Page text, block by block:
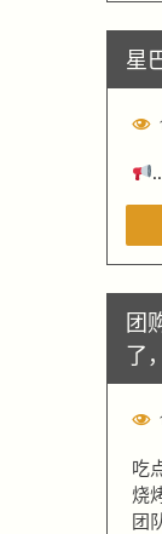
星
团
了
吃
烧
团